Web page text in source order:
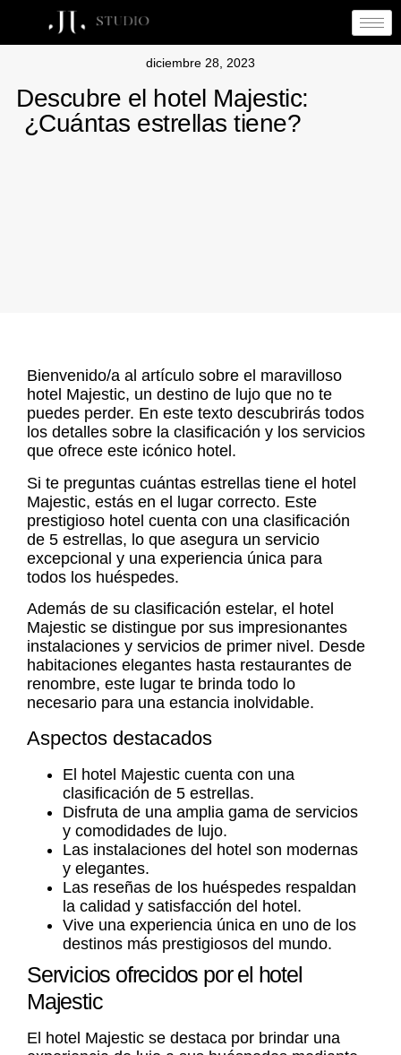
diciembre 28, 2023
Descubre el hotel Majestic:
¿Cuántas estrellas tiene?
Bienvenido/a al artículo sobre el maravilloso
hotel Majestic, un destino de lujo que no te
puedes perder. En este texto descubrirás todos
los detalles sobre la clasificación y los servicios
que ofrece este icónico hotel.
Si te preguntas cuántas estrellas tiene el hotel
Majestic, estás en el lugar correcto. Este
prestigioso hotel cuenta con una clasificación
de 5 estrellas, lo que asegura un servicio
excepcional y una experiencia única para
todos los huéspedes.
Además de su clasificación estelar, el hotel
Majestic se distingue por sus impresionantes
instalaciones y servicios de primer nivel. Desde
habitaciones elegantes hasta restaurantes de
renombre, este lugar te brinda todo lo
necesario para una estancia inolvidable.
Aspectos destacados
El hotel Majestic cuenta con una
clasificación de 5 estrellas.
Disfruta de una amplia gama de servicios
y comodidades de lujo.
Las instalaciones del hotel son modernas
y elegantes.
Las reseñas de los huéspedes respaldan
la calidad y satisfacción del hotel.
Vive una experiencia única en uno de los
destinos más prestigiosos del mundo.
Servicios ofrecidos por el hotel
Majestic
El hotel Majestic se destaca por brindar una